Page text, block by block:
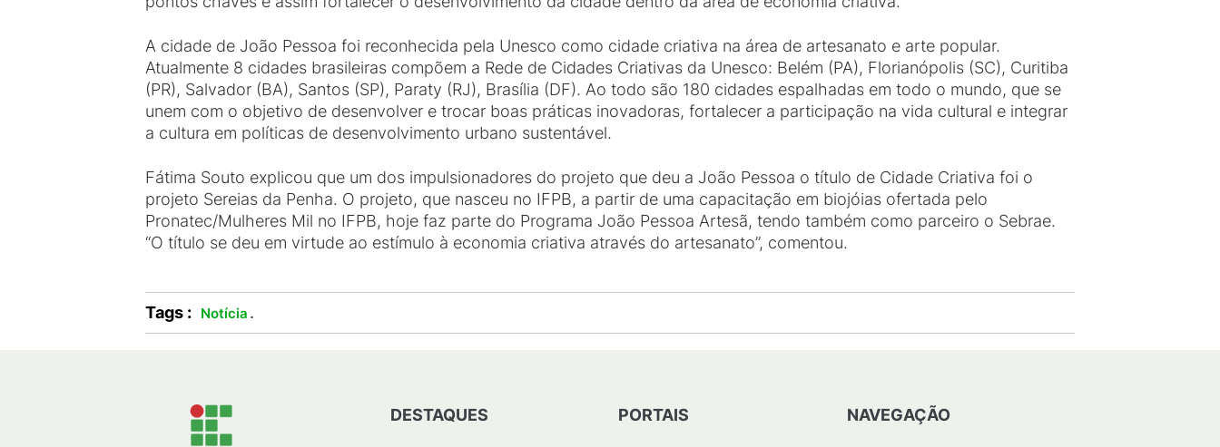
A cidade de João Pessoa foi reconhecida pela Unesco como cidade criativa na área de artesanato e arte popular.
Atualmente 8 cidades brasileiras compõem a Rede de Cidades Criativas da Unesco: Belém (PA), Florianópolis (SC), Curitiba
(PR), Salvador (BA), Santos (SP), Paraty (RJ), Brasília (DF). Ao todo são 180 cidades espalhadas em todo o mundo, que se
unem com o objetivo de desenvolver e trocar boas práticas inovadoras, fortalecer a participação na vida cultural e integrar
a cultura em políticas de desenvolvimento urbano sustentável.
Fátima Souto explicou que um dos impulsionadores do projeto que deu a João Pessoa o título de Cidade Criativa foi o
projeto Sereias da Penha. O projeto, que nasceu no IFPB, a partir de uma capacitação em biojóias ofertada pelo
Pronatec/Mulheres Mil no IFPB, hoje faz parte do Programa João Pessoa Artesã, tendo também como parceiro o Sebrae.
“O título se deu em virtude ao estímulo à economia criativa através do artesanato”, comentou.
Tags : Notícia .
DESTAQUES PORTAIS NAVEGAÇÃO